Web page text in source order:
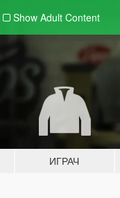
Show Adult Content
ИГРАЧ